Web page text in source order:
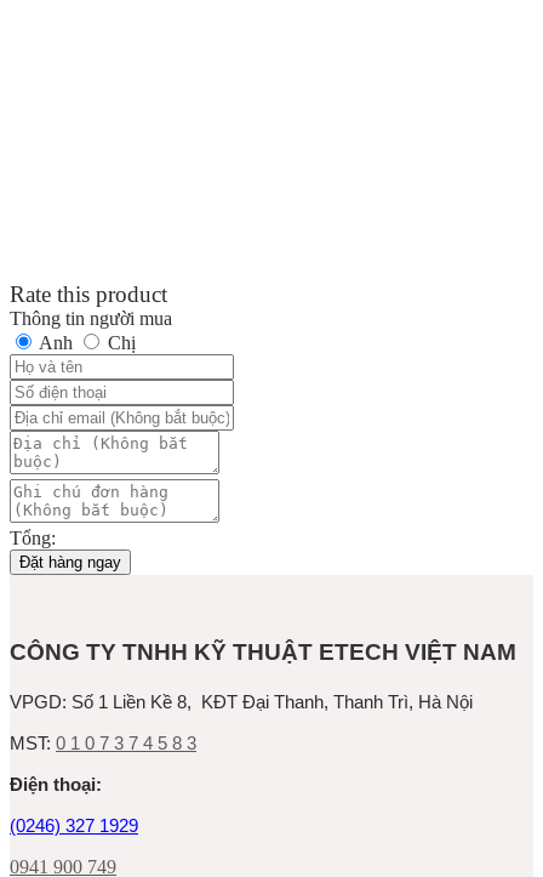
Rate this product
Thông tin người mua
Anh
Chị
Tổng:
Đặt hàng ngay
CÔNG TY TNHH KỸ THUẬT ETECH VIỆT NAM
VPGD: Số 1 Liền Kề 8, KĐT Đại Thanh, Thanh Trì, Hà Nội
MST: 0 1 0 7 3 7 4 5 8 3
Ðiện thoại:
(0246) 327 1929
0941 900 749